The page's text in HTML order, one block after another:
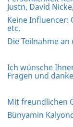
Justn, David
Keine Influencer:
etc.
Die Teilnahme
Ich wünsche
Fragen und
Mit freundlichen
Bünyamin